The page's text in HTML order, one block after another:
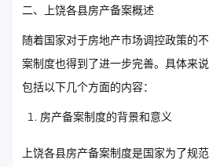
二、上饶各县房产备案概述
随着国家对于房地产市场调控政策的
案制度也得到了进一步完善。具体来
包括以下几个方面的内容：
房产备案制度的背景和意义
上饶各县房产备案制度是国家为了规